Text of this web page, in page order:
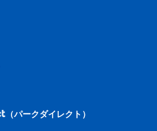
（パークダイレクト）